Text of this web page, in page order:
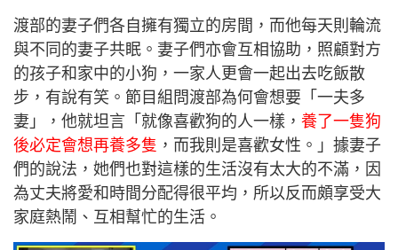
渡部的妻子們各自擁有獨立的房間，而他每天則輪流
與不同的妻子共眠。妻子們亦會互相協助，照顧對方
的孩子和家中的小狗，一家人更會一起出去吃飯散
步，有說有笑。節目組問渡部為何會想要「一夫多
妻」，他就坦言「就像喜歡狗的人一樣， 養了一隻狗
後必定會想再養多隻 ，而我則是喜歡女性。」據妻子
們的說法，她們也對這樣的生活沒有太大的不滿，因
為丈夫將愛和時間分配得很平均，所以反而頗享受大
家庭熱鬧、互相幫忙的生活。